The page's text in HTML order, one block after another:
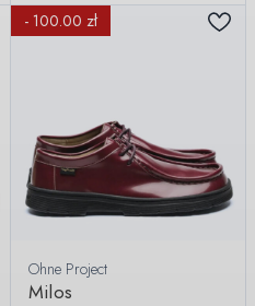
- 100.00 zł
Ohne Project
Milos